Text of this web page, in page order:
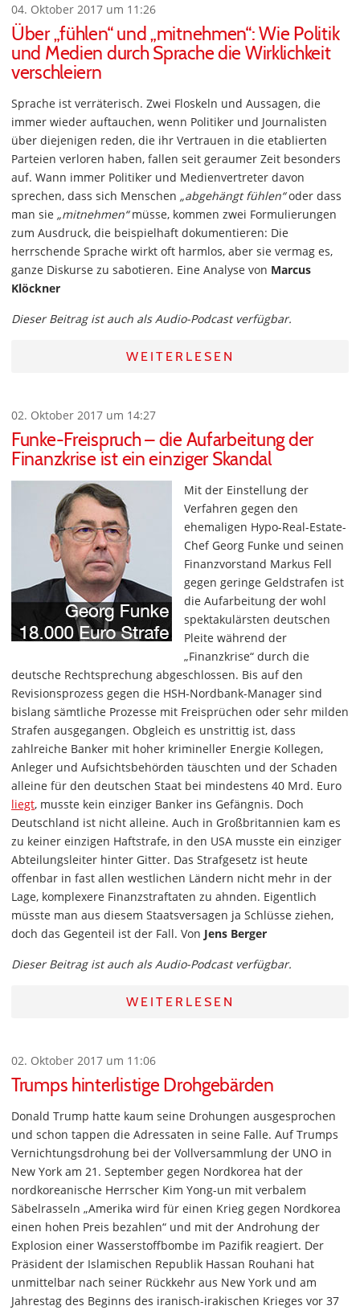
04. Oktober 2017 um 11:26
Über „fühlen“ und „mitnehmen“: Wie Politik
und Medien durch Sprache die Wirklichkeit
verschleiern
Sprache ist verräterisch. Zwei Floskeln und Aussagen, die
immer wieder auftauchen, wenn Politiker und Journalisten
über diejenigen reden, die ihr Vertrauen in die etablierten
Parteien verloren haben, fallen seit geraumer Zeit besonders
auf. Wann immer Politiker und Medienvertreter davon
sprechen, dass sich Menschen „abgehängt fühlen“oder dass
man sie „mitnehmen“müsse, kommen zwei Formulierungen
zum Ausdruck, die beispielhaft dokumentieren: Die
herrschende Sprache wirkt oft harmlos, aber sie vermag es,
ganze Diskurse zu sabotieren. Eine Analyse von Marcus
Klöckner
Dieser Beitrag ist auch als Audio-Podcast verfügbar.
WEITERLESEN
02. Oktober 2017 um 14:27
Funke-Freispruch – die Aufarbeitung der
Finanzkrise ist ein einziger Skandal
Mit der Einstellung der
Verfahren gegen den
ehemaligen Hypo-Real-Estate-
Chef Georg Funke und seinen
Finanzvorstand Markus Fell
gegen geringe Geldstrafen ist
die Aufarbeitung der wohl
spektakulärsten deutschen
Pleite während der
„Finanzkrise“ durch die
deutsche Rechtsprechung abgeschlossen. Bis auf den
Revisionsprozess gegen die HSH-Nordbank-Manager sind
bislang sämtliche Prozesse mit Freisprüchen oder sehr milden
Strafen ausgegangen. Obgleich es unstrittig ist, dass
zahlreiche Banker mit hoher krimineller Energie Kollegen,
Anleger und Aufsichtsbehörden täuschten und der Schaden
alleine für den deutschen Staat bei mindestens 40 Mrd. Euro
liegt, musste kein einziger Banker ins Gefängnis. Doch
Deutschland ist nicht alleine. Auch in Großbritannien kam es
zu keiner einzigen Haftstrafe, in den USA musste ein einziger
Abteilungsleiter hinter Gitter. Das Strafgesetz ist heute
offenbar in fast allen westlichen Ländern nicht mehr in der
Lage, komplexere Finanzstraftaten zu ahnden. Eigentlich
müsste man aus diesem Staatsversagen ja Schlüsse ziehen,
doch das Gegenteil ist der Fall. Von Jens Berger
Dieser Beitrag ist auch als Audio-Podcast verfügbar.
WEITERLESEN
02. Oktober 2017 um 11:06
Trumps hinterlistige Drohgebärden
Donald Trump hatte kaum seine Drohungen ausgesprochen
und schon tappen die Adressaten in seine Falle. Auf Trumps
Vernichtungsdrohung bei der Vollversammlung der UNO in
New York am 21. September gegen Nordkorea hat der
nordkoreanische Herrscher Kim Yong-un mit verbalem
Säbelrasseln „Amerika wird für einen Krieg gegen Nordkorea
einen hohen Preis bezahlen“ und mit der Androhung der
Explosion einer Wasserstoffbombe im Pazifik reagiert. Der
Präsident der Islamischen Republik Hassan Rouhani hat
unmittelbar nach seiner Rückkehr aus New York und am
Jahrestag des Beginns des iranisch-irakischen Krieges vor 37